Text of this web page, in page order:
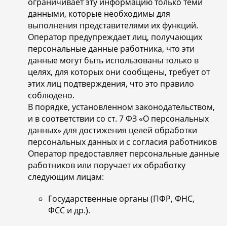
данными, которые необходимы для
выполнения представителями их функций.
Оператор предупреждает лиц, получающих
персональные данные работника, что эти
данные могут быть использованы только в
целях, для которых они сообщены, требует от
этих лиц подтверждения, что это правило
соблюдено.
В порядке, установленном законодательством,
и в соответствии со ст. 7 ФЗ «О персональных
данных» для достижения целей обработки
персональных данных и с согласия работников
Оператор предоставляет персональные данные
работников или поручает их обработку
следующим лицам:
Государственные органы (ПФР, ФНС,
ФСС и др.).